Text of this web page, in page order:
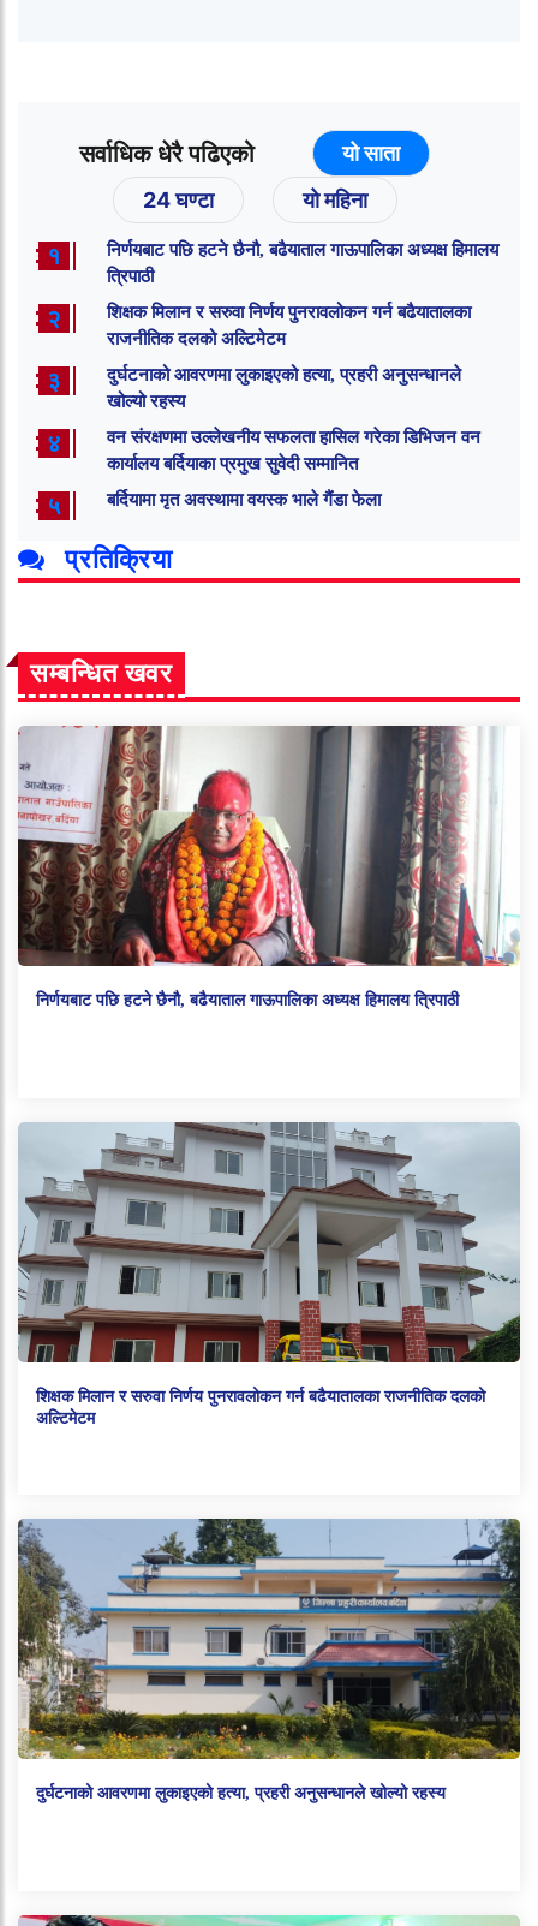
सर्वाधिक धेरै पढिएको
यो साता
24 घण्टा
यो महिना
१
निर्णयबाट पछि हटने छैनौ, बढैयाताल गाऊपालिका अध्यक्ष हिमालय
त्रिपाठी
२
शिक्षक मिलान र सरुवा निर्णय पुनरावलोकन गर्न बढैयातालका
राजनीतिक दलको अल्टिमेटम
३
दुर्घटनाको आवरणमा लुकाइएको हत्या, प्रहरी अनुसन्धानले
खोल्यो रहस्य
४
वन संरक्षणमा उल्लेखनीय सफलता हासिल गरेका डिभिजन वन
कार्यालय बर्दियाका प्रमुख सुवेदी सम्मानित
५ बर्दियामा मृत अवस्थामा वयस्क भाले गैंडा फेला
प्रतिक्रिया
सम्बन्धित खवर
निर्णयबाट पछि हटने छैनौ, बढैयाताल गाऊपालिका अध्यक्ष हिमालय त्रिपाठी
शिक्षक मिलान र सरुवा निर्णय पुनरावलोकन गर्न बढैयातालका राजनीतिक दलको
अल्टिमेटम
दुर्घटनाको आवरणमा लुकाइएको हत्या, प्रहरी अनुसन्धानले खोल्यो रहस्य